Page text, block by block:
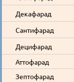
Декафарад
Сантифарад
Децифарад
Аттофарад
Зептофарад